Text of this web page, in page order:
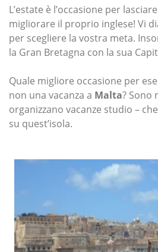
L’estate è l’occasione per
migliorare il proprio inglese! Vi
per scegliere la vostra meta.
la Gran Bretagna con la sua
Quale migliore occasione per
non una vacanza a Malta? Sono
organizzano vacanze studio –
su quest’isola.